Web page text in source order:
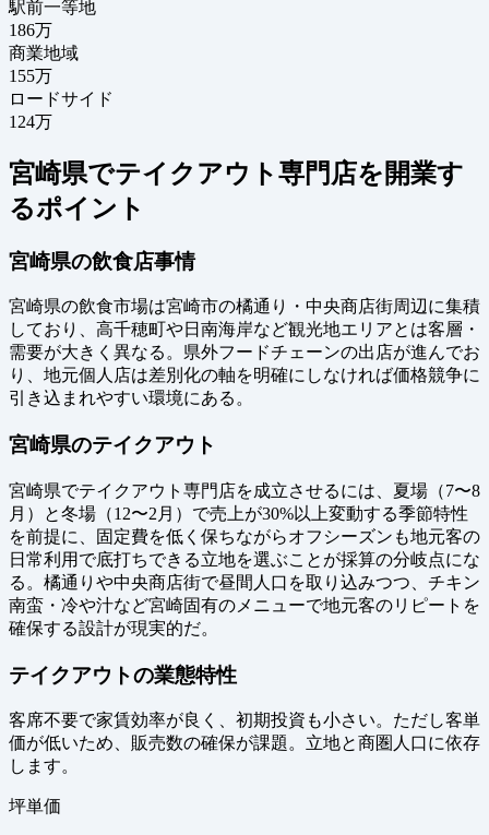
駅前一等地
186万
商業地域
155万
ロードサイド
124万
宮崎県でテイクアウト専門店を開業す
るポイント
宮崎県の飲食店事情
宮崎県の飲食市場は宮崎市の橘通り・中央商店街周辺に集積
しており、高千穂町や日南海岸など観光地エリアとは客層・
需要が大きく異なる。県外フードチェーンの出店が進んでお
り、地元個人店は差別化の軸を明確にしなければ価格競争に
引き込まれやすい環境にある。
宮崎県のテイクアウト
宮崎県でテイクアウト専門店を成立させるには、夏場（7〜8
月）と冬場（12〜2月）で売上が30%以上変動する季節特性
を前提に、固定費を低く保ちながらオフシーズンも地元客の
日常利用で底打ちできる立地を選ぶことが採算の分岐点にな
る。橘通りや中央商店街で昼間人口を取り込みつつ、チキン
南蛮・冷や汁など宮崎固有のメニューで地元客のリピートを
確保する設計が現実的だ。
テイクアウトの業態特性
客席不要で家賃効率が良く、初期投資も小さい。ただし客単
価が低いため、販売数の確保が課題。立地と商圏人口に依存
します。
坪単価